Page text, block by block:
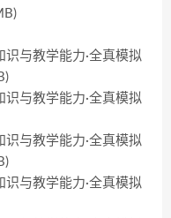
与教学能力·全真模拟
与教学能力·全真模拟
与教学能力·全真模拟
与教学能力·全真模拟